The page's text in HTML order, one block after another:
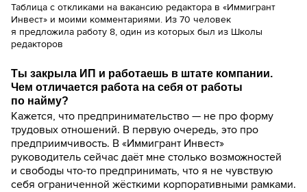
Таблица с откликами на вакансию редактора в «Иммигрант
Инвест» и моими комментариями. Из 70 человек
я предложила работу 8, один из которых был из Школы
редакторов
Ты закрыла ИП и работаешь в штате компании.
Чем отличается работа на себя от работы
по найму?
Кажется, что предпринимательство — не про форму
трудовых отношений. В первую очередь, это про
предприимчивость. В «Иммигрант Инвест»
руководитель сейчас даёт мне столько возможностей
и свободы что-то предпринимать, что я не чувствую
себя ограниченной жёсткими корпоративными рамками.